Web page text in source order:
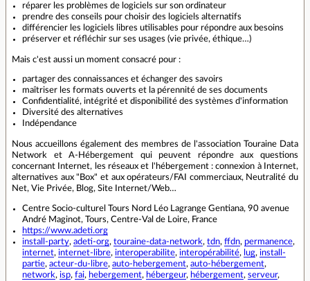
réparer les problèmes de logiciels sur son ordinateur
prendre des conseils pour choisir des logiciels alternatifs
différencier les logiciels libres utilisables pour répondre aux besoins
préserver et réfléchir sur ses usages (vie privée, éthique…)
Mais c'est aussi un moment consacré pour :
partager des connaissances et échanger des savoirs
maîtriser les formats ouverts et la pérennité de ses documents
Confidentialité, intégrité et disponibilité des systèmes d'information
Diversité des alternatives
Indépendance
Nous accueillons également des membres de l'association Touraine Data
Network et A-Hébergement qui peuvent répondre aux questions
concernant Internet, les réseaux et l'hébergement : connexion à Internet,
alternatives aux "Box" et aux opérateurs/FAI commerciaux, Neutralité du
Net, Vie Privée, Blog, Site Internet/Web…
Centre Socio-culturel Tours Nord Léo Lagrange Gentiana, 90 avenue
André Maginot, Tours, Centre-Val de Loire, France
https://www.adeti.org
install-party, adeti-org, touraine-data-network, tdn, ffdn, permanence,
internet, internet-libre, interoperabilite, interopérabilité, lug, install-
partie, acteur-du-libre, auto-hebergement, auto-hébergement,
network, isp, fai, hebergement, hébergeur, hébergement, serveur,